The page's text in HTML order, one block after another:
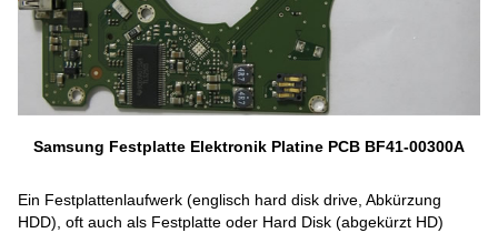
Samsung Festplatte Elektronik Platine PCB BF41-00300A
Ein Festplattenlaufwerk (englisch hard disk drive, Abkürzung
HDD), oft auch als Festplatte oder Hard Disk (abgekürzt HD)